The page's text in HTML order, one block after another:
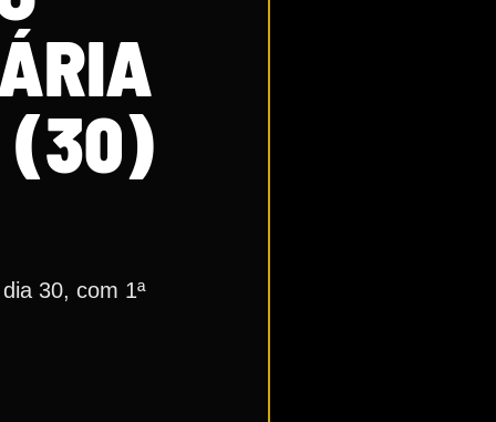
(30)
30, com 1ª